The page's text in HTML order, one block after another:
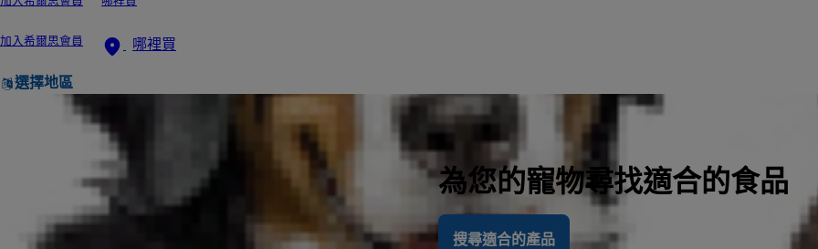
加入希爾思會員 哪裡買
選擇地區
為您的寵物尋找適合的食品
搜尋適合的產品